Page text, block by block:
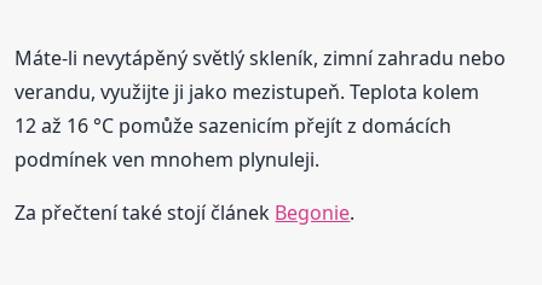
Máte-li nevytápěný světlý skleník, zimní zahradu nebo
verandu, využijte ji jako mezistupeň. Teplota kolem
12 až 16 °C pomůže sazenicím přejít z domácích
podmínek ven mnohem plynuleji.
Za přečtení také stojí článek Begonie.